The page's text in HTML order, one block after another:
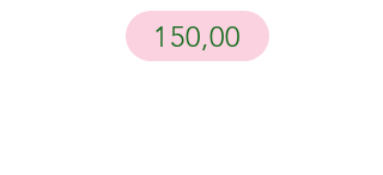
150,00